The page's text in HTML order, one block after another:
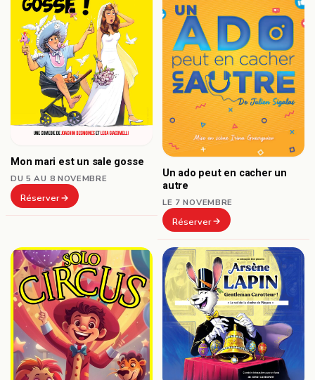
Mon mari est un sale gosse
DU 5 AU 8 NOVEMBRE
Réserver
Un ado peut en cacher un
autre
LE 7 NOVEMBRE
Réserver